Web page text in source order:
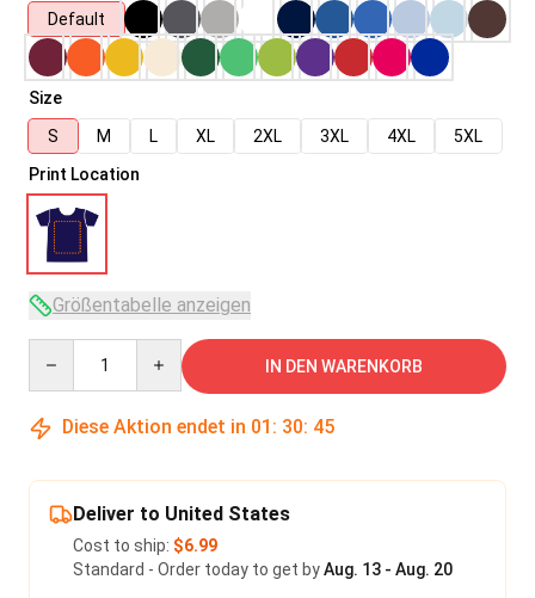
Default
Size
S
M L XL 2XL 3XL 4XL
5XL
Print Location
Größentabelle anzeigen
IN DEN WARENKORB
Diese Aktion endet in 01 : 30: 45
Deliver to United States
Cost to ship: $6.99
Standard - Order today to get byAug. 13 - Aug. 20